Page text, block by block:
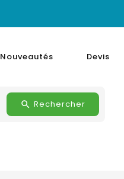
Nouveautés Devis
Rechercher